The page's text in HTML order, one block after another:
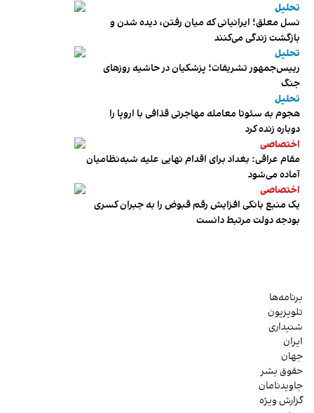
تحلیل
نسل معلق؛ ایرانیانی که میان رفتن، دیده شدن و
بازگشت زندگی می‌کنند
تحلیل
رییس‌جمهور تشریفات؛ پزشکیان در حاشیه روزهای
جنگ
تحلیل
هجوم به سئوتا معامله مهاجرتی قذافی با اروپا را
دوباره زنده کرد
اختصاصی
مقام عراقی: بغداد برای اقدام نهایی علیه شبه‌نظامیان
آماده می‌شود
اختصاصی
یک منبع بانکی افزایش رقم قبوض را به جبران کسری
بودجه دولت مرتبط دانست
برنامه‌ها
تلویزیون
شنیداری
ایران
جهان
حقوق بشر
جاویدنامان
گزارش ویژه